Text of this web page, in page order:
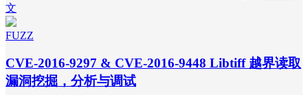
文
FUZZ
CVE-2016-9297 & CVE-2016-9448 Libtiff 越界读取
漏洞挖掘，分析与调试